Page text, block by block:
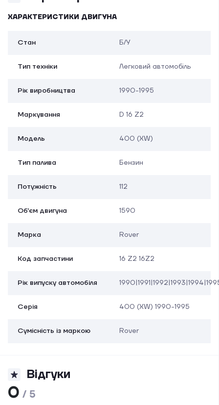
ХАРАКТЕРИСТИКИ ДВИГУНА
Стан Б/У
Тип техніки Легковий автомобіль
Рік виробництва 1990-1995
Маркування D 16 Z2
Модель 400 (XW)
Тип палива Бензин
Потужність 112
Об'єм двигуна 1590
Марка Rover
Код запчастини 16 Z2 16Z2
Рік випуску автомобіля
Серія 400 (XW) 1990-1995
Сумісність із маркою Rover
Відгуки
0 / 5